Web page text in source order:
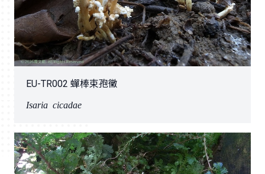
EU-TR002 蟬棒束孢黴
Isaria cicadae